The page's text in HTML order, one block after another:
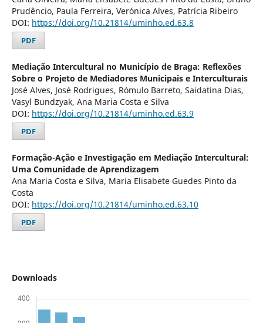
Prudêncio, Paula Ferreira, Verónica Alves, Patrícia Ribeiro
DOI: https://doi.org/10.21814/uminho.ed.63.8
PDF
Mediação Intercultural no Município de Braga: Reflexões
Sobre o Projeto de Mediadores Municipais e Interculturais
José Alves, José Rodrigues, Rómulo Barreto, Saidatina Dias,
Vasyl Bundzyak, Ana Maria Costa e Silva
DOI: https://doi.org/10.21814/uminho.ed.63.9
PDF
Formação-Ação e Investigação em Mediação Intercultural:
Uma Comunidade de Aprendizagem
Ana Maria Costa e Silva, Maria Elisabete Guedes Pinto da
Costa
DOI: https://doi.org/10.21814/uminho.ed.63.10
PDF
Downloads